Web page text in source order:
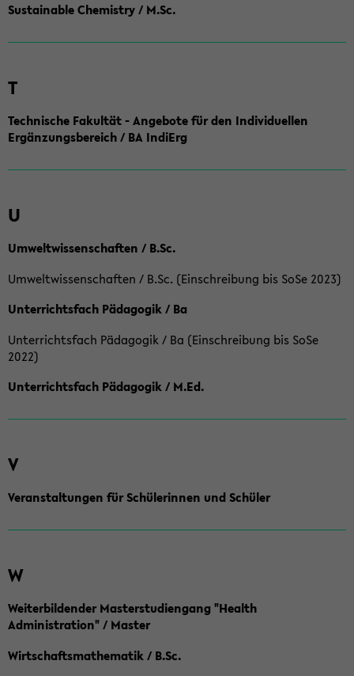
Sustainable Chemistry / M.Sc.
T
Technische Fakultät - Angebote für den Individuellen
Ergänzungsbereich / BA IndiErg
U
Umweltwissenschaften / B.Sc.
Umweltwissenschaften / B.Sc. (Einschreibung bis SoSe 2023)
Unterrichtsfach Pädagogik / Ba
Unterrichtsfach Pädagogik / Ba (Einschreibung bis SoSe
2022)
Unterrichtsfach Pädagogik / M.Ed.
V
Veranstaltungen für Schülerinnen und Schüler
W
Weiterbildender Masterstudiengang "Health
Administration" / Master
Wirtschaftsmathematik / B.Sc.